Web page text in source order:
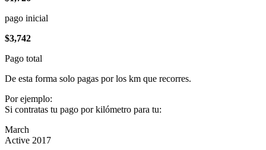
pago inicial
$3,742
Pago total
De esta forma solo pagas por los km que recorres.
Por ejemplo:
Si contratas tu pago por kilómetro para tu:
March
Active 2017